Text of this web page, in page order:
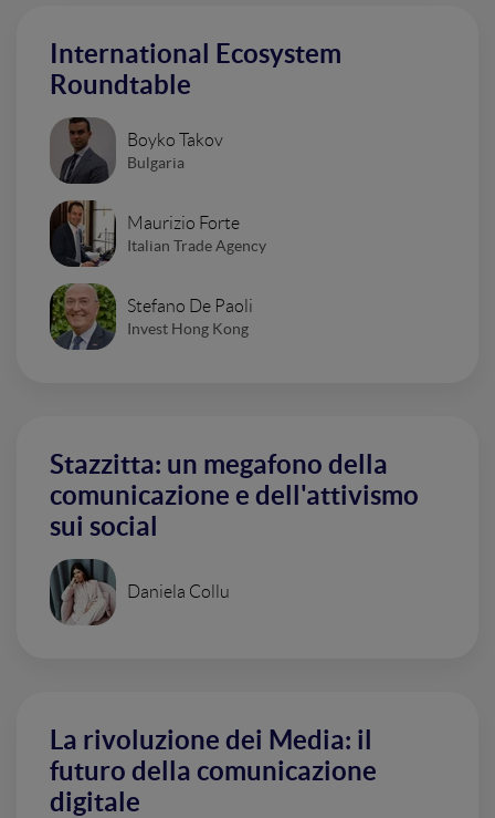
International Ecosystem
Roundtable
Boyko Takov
Bulgaria
Maurizio Forte
Italian Trade Agency
Stefano De Paoli
Invest Hong Kong
Stazzitta: un megafono della
comunicazione e dell'attivismo
sui social
Daniela Collu
La rivoluzione dei Media: il
futuro della comunicazione
digitale